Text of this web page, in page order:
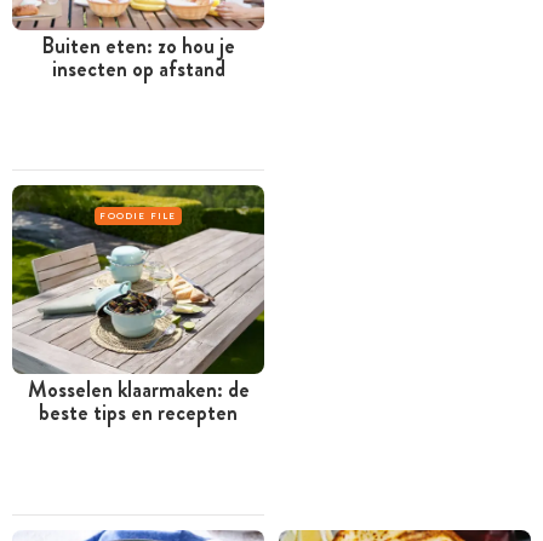
Buiten eten: zo hou je
insecten op afstand
FOODIE FILE
Mosselen klaarmaken: de
beste tips en recepten